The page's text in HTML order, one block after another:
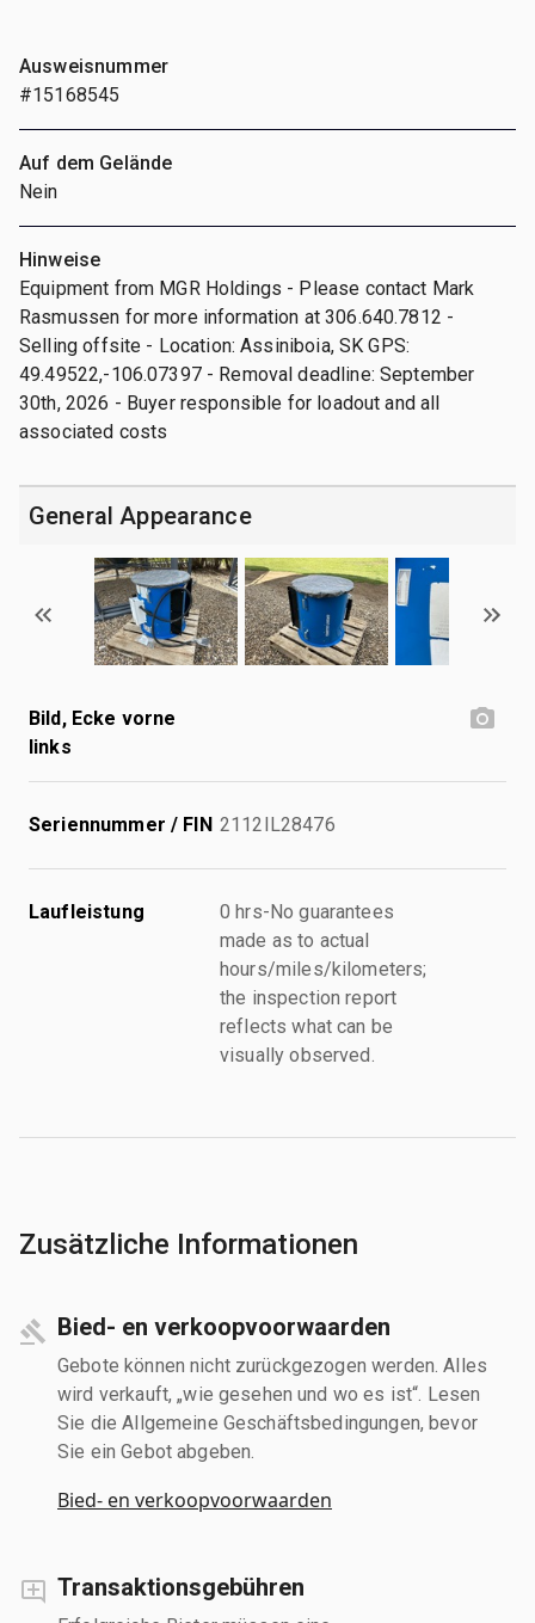
Ausweisnummer
#15168545
Auf dem Gelände
Nein
Hinweise
Equipment from MGR Holdings - Please contact Mark
Rasmussen for more information at 306.640.7812 -
Selling offsite - Location: Assiniboia, SK GPS:
49.49522,-106.07397 - Removal deadline: September
30th, 2026 - Buyer responsible for loadout and all
associated costs
General Appearance
Bild, Ecke vorne
links
Seriennummer / FIN 2112IL28476
Laufleistung
0 hrs-No guarantees
made as to actual
hours/miles/kilometers;
the inspection report
reflects what can be
visually observed.
Zusätzliche Informationen
Bied- en verkoopvoorwaarden
Gebote können nicht zurückgezogen werden. Alles
wird verkauft, „wie gesehen und wo es ist“. Lesen
Sie die Allgemeine Geschäftsbedingungen, bevor
Sie ein Gebot abgeben.
Bied- en verkoopvoorwaarden
Transaktionsgebühren